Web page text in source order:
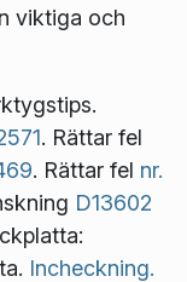
viktiga och
. Rättar fel
. Rättar fel nr.
D13602
Incheckning.